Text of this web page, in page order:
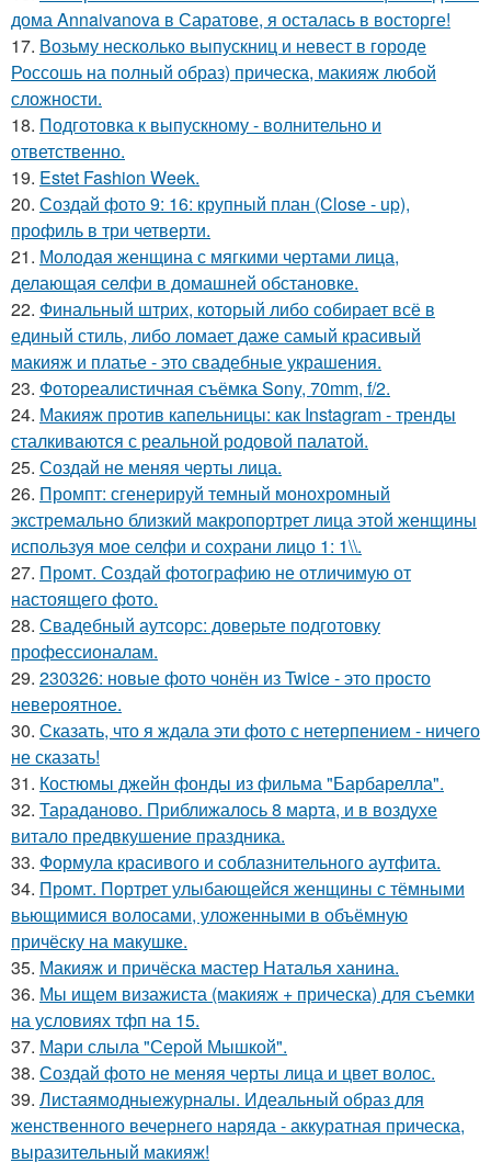
дома Annaivanova в Саратове, я осталась в восторге!
17. Возьму несколько выпускниц и невест в городе
Россошь на полный образ) прическа, макияж любой
сложности.
18. Подготовка к выпускному - волнительно и
ответственно.
19. Estet Fashion Week.
20. Создай фото 9: 16: крупный план (Close - up),
профиль в три четверти.
21. Молодая женщина с мягкими чертами лица,
делающая селфи в домашней обстановке.
22. Финальный штрих, который либо собирает всё в
единый стиль, либо ломает даже самый красивый
макияж и платье - это свадебные украшения.
23. Фотореалистичная съёмка Sony, 70mm, f/2.
24. Макияж против капельницы: как Instagram - тренды
сталкиваются с реальной родовой палатой.
25. Создай не меняя черты лица.
26. Промпт: сгенерируй темный монохромный
экстремально близкий макропортрет лица этой женщины
используя мое селфи и сохрани лицо 1: 1\\.
27. Промт. Создай фотографию не отличимую от
настоящего фото.
28. Свадебный аутсорс: доверьте подготовку
профессионалам.
29. 230326: новые фото чонён из Twice - это просто
невероятное.
30. Сказать, что я ждала эти фото с нетерпением - ничего
не сказать!
31. Костюмы джейн фонды из фильма "Барбарелла".
32. Тараданово. Приближалось 8 марта, и в воздухе
витало предвкушение праздника.
33. Формула красивого и соблазнительного аутфита.
34. Промт. Портрет улыбающейся женщины с тёмными
вьющимися волосами, уложенными в объёмную
причёску на макушке.
35. Макияж и причёска мастер Наталья ханина.
36. Мы ищем визажиста (макияж + прическа) для съемки
на условиях тфп на 15.
37. Мари слыла "Серой Мышкой".
38. Создай фото не меняя черты лица и цвет волос.
39. Листаямодныежурналы. Идеальный образ для
женственного вечернего наряда - аккуратная прическа,
выразительный макияж!